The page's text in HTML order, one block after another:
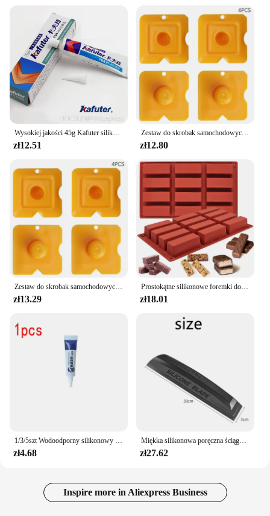
Wysokiej jakości 45g Kafuter silikonowy klej przemysłowy K-704 705 704B guma silikonowa RTV biały czarny przezroczysty klej
zł12.51
Zestaw do skrobak samochodowych, zestaw do fugowania, wygładzający zaprawy do klejenia, silikonowy wypełniacz, wygładzający szpatułkę do czyszczenia uszczelniacza
zł12.80
Zestaw do skrobak samochodowych, zestaw do fugowania, wygładzający zaprawy do klejenia, silikonowy wypełniacz, wygładzający szpatułkę do czyszczenia uszczelniacza
zł13.29
Prostokątne silikonowe foremki do cukierków do pieczenia barów energetycznych Formy do batoników czekoladowych Proteinowe batoniki Cornbread Pudding 12-komorowa forma do masła
zł18.01
1/3/5szt Wodoodporny silikonowy smar spożywczy Sprzęt do smarowania Zawory samochodowe Naprawa łańcucha Konserwacja Narzędzia do smarowania litowego
zł4.68
Miękka silikonowa poręczna ściągaczka Bez zarysowań Bez hałasu Bez uszkodzeń Farba Narzędzia do owijania samochodów Materiały eksploatacyjne do suszenia wycieraczek okiennych
zł27.62
Inspire more in Aliexpress Business